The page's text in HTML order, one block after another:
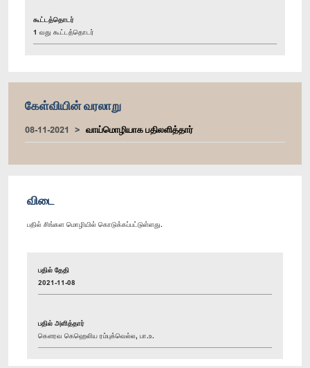
கூட்டத்தொடர்
1 வது கூட்டத்தொடர்
கேள்வியின் வரலாறு
08-11-2021 வாய்மொழியாக பதிலளித்தார்
விடை
பதில் சிங்கள மொழியில் கொடுக்கப்பட்டுள்ளது.
பதில் தேதி
2021-11-08
பதில் அளித்தார்
கௌரவ கெஹெலிய ரம்புக்வெல்ல, பா.உ.